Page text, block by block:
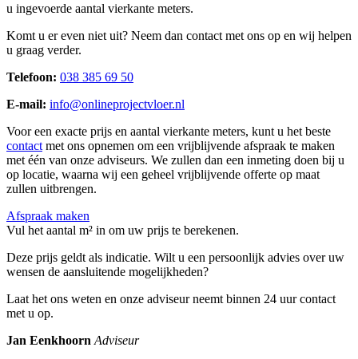
u ingevoerde aantal vierkante meters.
Komt u er even niet uit? Neem dan contact met ons op en wij helpen
u graag verder.
Telefoon: 038 385 69 50
E-mail: info@onlineprojectvloer.nl
Voor een exacte prijs en aantal vierkante meters, kunt u het beste
contact met ons opnemen om een vrijblijvende afspraak te maken
met één van onze adviseurs. We zullen dan een inmeting doen bij u
op locatie, waarna wij een geheel vrijblijvende offerte op maat
zullen uitbrengen.
Afspraak maken
Vul het aantal m² in om uw prijs te berekenen.
Deze prijs geldt als indicatie. Wilt u een persoonlijk advies over uw
wensen de aansluitende mogelijkheden?
Laat het ons weten en onze adviseur neemt binnen 24 uur contact
met u op.
Jan Eenkhoorn Adviseur